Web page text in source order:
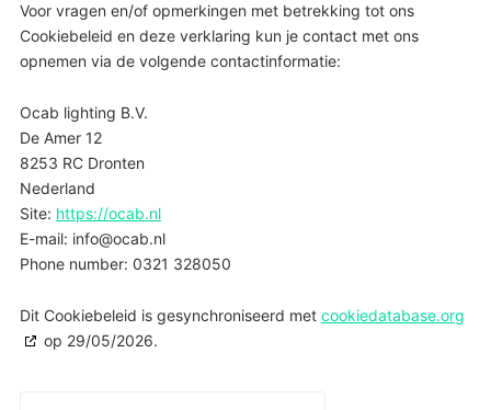
Voor vragen en/of opmerkingen met betrekking tot ons
Cookiebeleid en deze verklaring kun je contact met ons
opnemen via de volgende contactinformatie:
Ocab lighting B.V.
De Amer 12
8253 RC Dronten
Nederland
Site: https://ocab.nl
E-mail: info@ocab.nl
Phone number: 0321 328050
Dit Cookiebeleid is gesynchroniseerd met cookiedatabase.org
op 29/05/2026.